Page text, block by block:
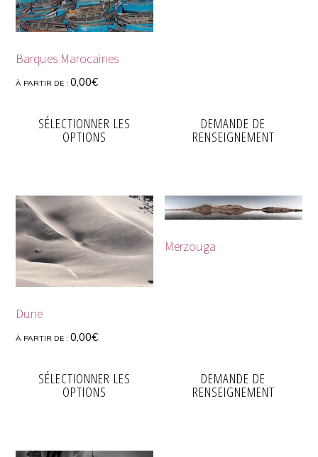
Barques Marocaines
À PARTIR DE :0,00€
SÉLECTIONNER LES
OPTIONS
DEMANDE DE
RENSEIGNEMENT
Dune
À PARTIR DE :0,00€
SÉLECTIONNER LES
OPTIONS
Merzouga
DEMANDE DE
RENSEIGNEMENT